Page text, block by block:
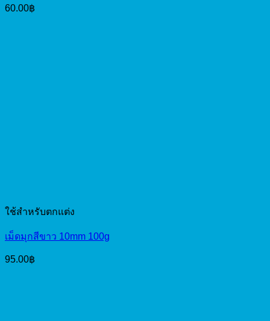
60.00฿
ใช้สำหรับตกแต่ง
เม็ดมุกสีขาว 10mm 100g
95.00฿